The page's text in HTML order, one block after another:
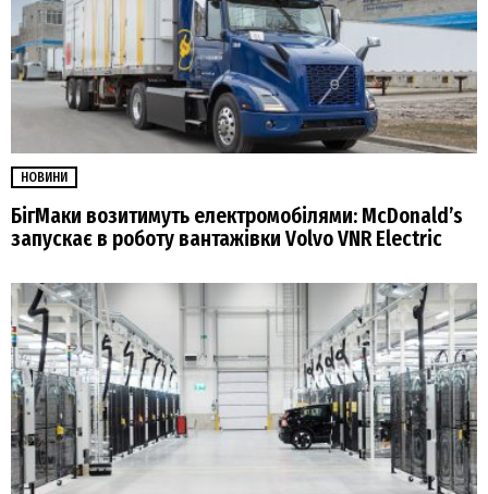
НОВИНИ
БігМаки возитимуть електромобілями: McDonald’s
запускає в роботу вантажівки Volvo VNR Electric